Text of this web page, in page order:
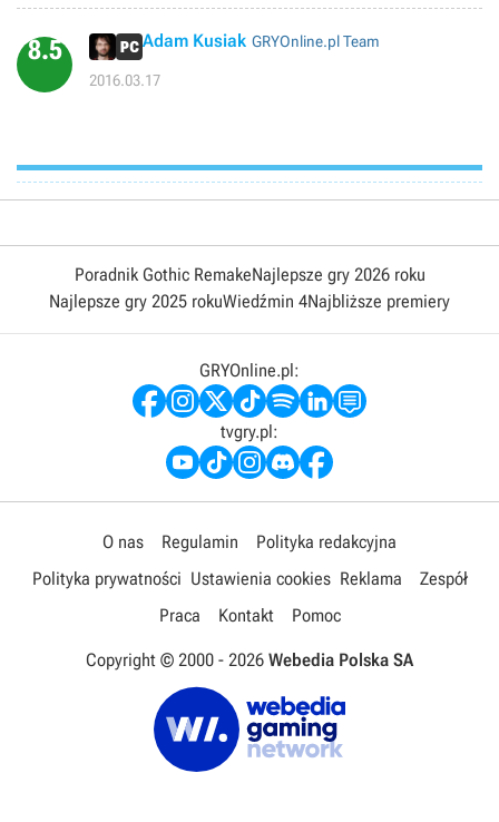
8.5 Adam Kusiak GRYOnline.pl Team
2016.03.17
Poradnik Gothic RemakeNajlepsze gry 2026 roku
Najlepsze gry 2025 rokuWiedźmin 4Najbliższe premiery
GRYOnline.pl:
tvgry.pl:
O nas Regulamin
Polityka redakcyjna
Polityka prywatności Ustawienia cookies Reklama
Zespół
Praca
Kontakt Pomoc
Copyright © 2000 - 2026 Webedia Polska SA